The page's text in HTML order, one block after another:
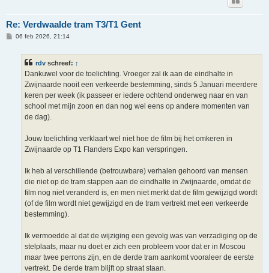
Re: Verdwaalde tram T3/T1 Gent
B06 feb 2026, 21:14
rdv schreef: ↑
Dankuwel voor de toelichting. Vroeger zal ik aan de eindhalte in
Zwijnaarde nooit een verkeerde bestemming, sinds 5 Januari meerdere
keren per week (ik passeer er iedere ochtend onderweg naar en van
school met mijn zoon en dan nog wel eens op andere momenten van
de dag).
Jouw toelichting verklaart wel niet hoe de film bij het omkeren in
Zwijnaarde op T1 Flanders Expo kan verspringen.
Ik heb al verschillende (betrouwbare) verhalen gehoord van mensen
die niet op de tram stappen aan de eindhalte in Zwijnaarde, omdat de
film nog niet veranderd is, en men niet merkt dat de film gewijzigd wordt
(of de film wordt niet gewijzigd en de tram vertrekt met een verkeerde
bestemming).
Ik vermoedde al dat de wijziging een gevolg was van verzadiging op de
stelplaats, maar nu doet er zich een probleem voor dat er in Moscou
maar twee perrons zijn, en de derde tram aankomt vooraleer de eerste
vertrekt. De derde tram blijft op straat staan.